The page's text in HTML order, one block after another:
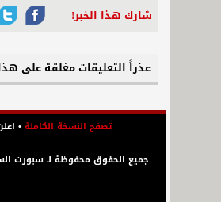
شارك هذا الخبر!
عذراً التعليقات مغلقة على
تصفح النسخة الكاملة•
جميع الحقوق محفوظة لـ سبورت